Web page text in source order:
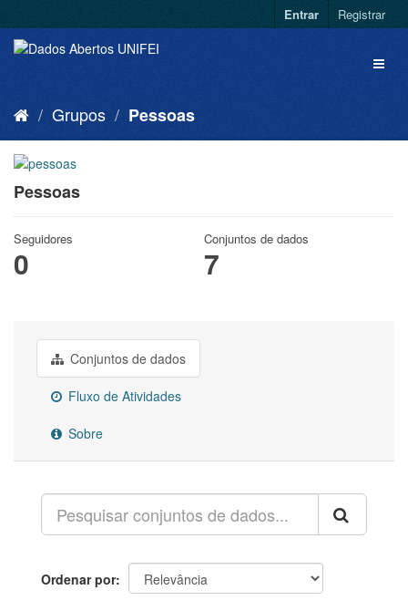
Entrar Registrar
Grupos Pessoas
Pessoas
Seguidores
0
Conjuntos de dados
7
Conjuntos de dados
Fluxo de Atividades
Sobre
Ordenar por